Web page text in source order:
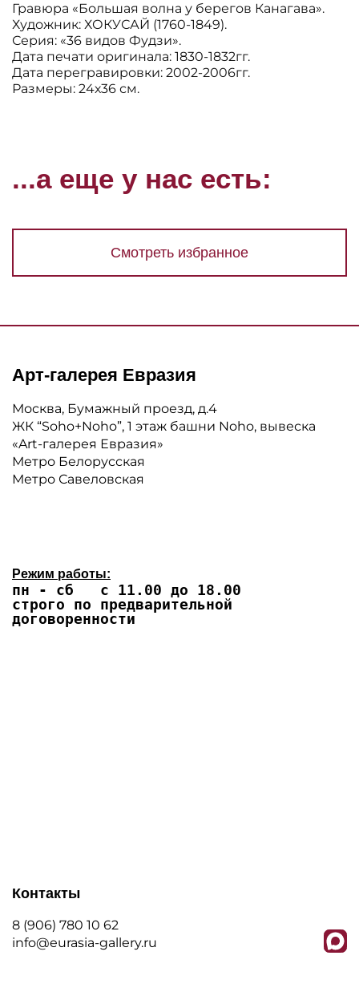
Гравюра «Большая волна у берегов Канагава».
Художник: ХОКУСАЙ (1760-1849).
Серия: «36 видов Фудзи».
Дата печати оригинала: 1830-1832гг.
Дата перегравировки: 2002-2006гг.
Размеры: 24х36 см.
...а еще у нас есть:
Смотреть избранное
Арт-галерея Евразия
Москва, Бумажный проезд, д.4
ЖК “Soho+Noho”, 1 этаж башни Noho, вывеска
«Art-галерея Евразия»
Метро Белорусская
Метро Савеловская
Режим работы:
пн - сб с 11.00 до 18.00
строго по предварительной
договоренности
Контакты
8 (906) 780 10 62
info@eurasia-gallery.ru